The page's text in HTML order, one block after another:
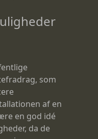
som
af en
en god idé
da de